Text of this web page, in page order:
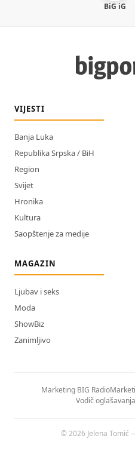
BiG iG
VIJESTI
Banja Luka
Republika Srpska / BiH
Region
Svijet
Hronika
Kultura
Saopštenje za medije
MAGAZIN
Ljubav i seks
Moda
ShowBiz
Zanimljivo
Marketing BIG Radio
Vodič oglašavanja
© 2026 Jelena Tomić